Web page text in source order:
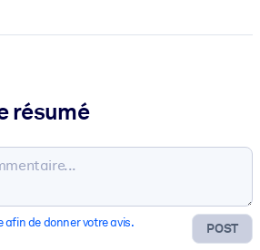
résumé
POST
afin de donner votre avis.